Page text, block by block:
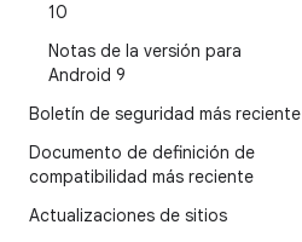
10
Notas de la versión para
Android 9
Boletín de seguridad más reciente
Documento de definición de
compatibilidad más reciente
Actualizaciones de sitios